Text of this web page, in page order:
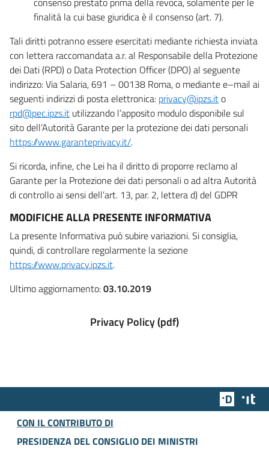
finalità la cui base giuridica è il consenso (art. 7).
Tali diritti potranno essere esercitati mediante richiesta inviata
con lettera raccomandata a.r. al Responsabile della Protezione
dei Dati (RPD) o Data Protection Officer (DPO) al seguente
indirizzo: Via Salaria, 691 – 00138 Roma, o mediante e–mail ai
seguenti indirizzi di posta elettronica: privacy@ipzs.ito
rpd@pec.ipzs.it utilizzando l’apposito modulo disponibile sul
sito dell’Autorità Garante per la protezione dei dati personali
https://www.garanteprivacy.it/.
Si ricorda, infine, che Lei ha il diritto di proporre reclamo al
Garante per la Protezione dei dati personali o ad altra Autorità
di controllo ai sensi dell’art. 13, par. 2, lettera d) del GDPR
MODIFICHE ALLA PRESENTE INFORMATIVA
La presente Informativa può subire variazioni. Si consiglia,
quindi, di controllare regolarmente la sezione
https://www.privacy.ipzs.it.
Ultimo aggiornamento:03.10.2019
Privacy Policy (pdf)
Team
CON IL CONTRIBUTO DI
PRESIDENZA DEL CONSIGLIO DEI MINISTRI